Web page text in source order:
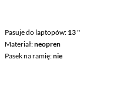
Pasuje do laptopów 13 "
Materiał neopren
Pasek na ramię nie